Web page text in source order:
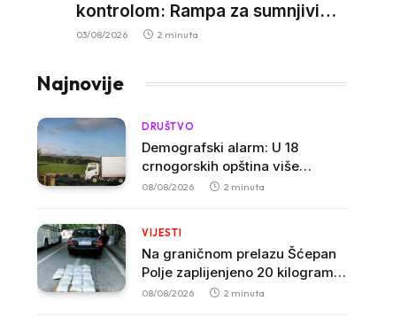
kontrolom: Rampa za sumnjivi
kapital
03/08/2026 2 minuta
Najnovije
DRUŠTVO
Demografski alarm: U 18
crnogorskih opština više
građana odlazi nego što dolazi
08/08/2026 2 minuta
VIJESTI
Na graničnom prelazu Šćepan
Polje zaplijenjeno 20 kilograma
marihuane, uhapšen muškarac
08/08/2026 2 minuta